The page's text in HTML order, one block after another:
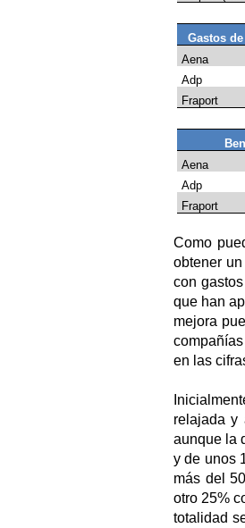
Gastos
Aena
Adp
Fraport
Aena
Adp
Fraport
Como
obtener
con
que han
mejora
en las
relajada y
aunque la
y de unos
más del
otro 25%
totalidad